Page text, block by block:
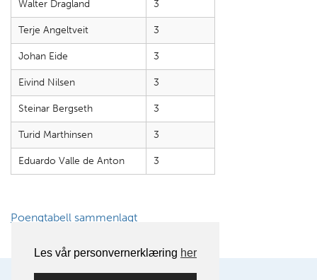
Les vår personvernerklæring her
Walter Dragland 3
Terje Angeltveit 3
Johan Eide 3
Eivind Nilsen 3
Steinar Bergseth 3
Turid Marthinsen 3
Eduardo Valle de Anton 3
Poengtabell sammenlagt